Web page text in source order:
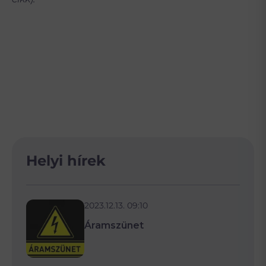
Helyi hírek
2023.12.13. 09:10
Áramszünet